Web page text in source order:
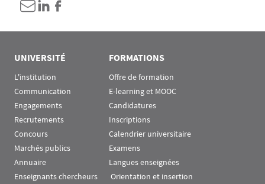
UNIVERSITÉ
L'institution
Communication
Engagements
Recrutements
Concours
Marchés publics
Annuaire
Enseignants chercheurs
FORMATIONS
Offre de formation
E-learning et MOOC
Candidatures
Inscriptions
Calendrier universitaire
Examens
Langues enseignées
Orientation et insertion